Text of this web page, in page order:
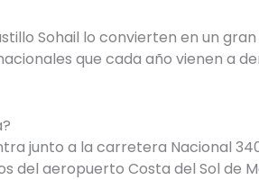
Sohail lo convierten en un
que cada año vienen a
junto a la carretera Nacional
del aeropuerto Costa del Sol de